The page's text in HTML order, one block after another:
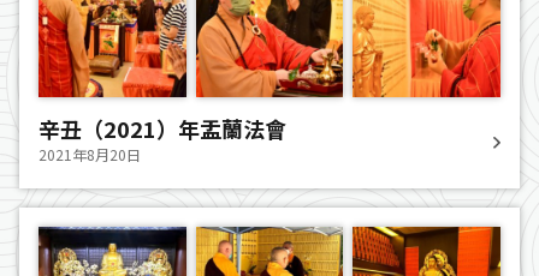
辛丑（2021）年盂蘭法會
2021年8月20日